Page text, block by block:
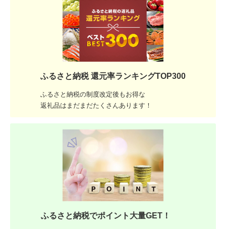
ふるさと納税 還元率ランキングTOP300
ふるさと納税の制度改定後もお得な
返礼品はまだまだたくさんあります！
ふるさと納税でポイント大量GET！